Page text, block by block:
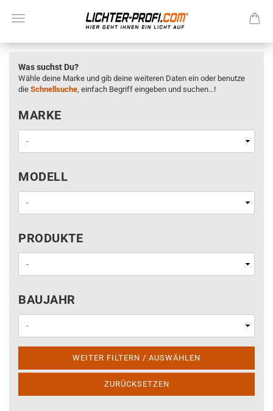
Was suchst Du?
Wähle deine Marke und gib deine weiteren Daten ein oder benutze
die Schnellsuche, einfach Begriff eingeben und suchen...!
MARKE
MARKE
MODELL
MODELL
PRODUKTE
PRODUKTE
BAUJAHR
BAUJAHR
WEITER FILTERN / AUSWÄHLEN
ZURÜCKSETZEN